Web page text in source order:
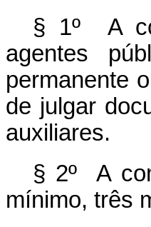
§ 1º A
agentes
permanente
de julgar
auxiliares.
§ 2º A
mínimo, três